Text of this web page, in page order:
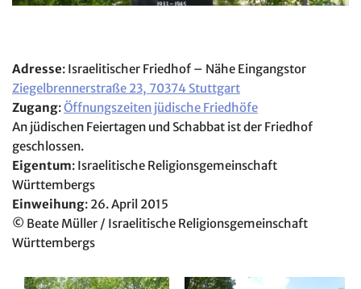
Adresse: Israelitischer Friedhof – Nähe Eingangstor
Ziegelbrennerstraße 23, 70374 Stuttgart
Zugang:Öffnungszeiten jüdische Friedhöfe
An jüdischen Feiertagen und Schabbat ist der Friedhof
geschlossen.
Eigentum: Israelitische Religionsgemeinschaft
Württembergs
Einweihung: 26. April 2015
© Beate Müller / Israelitische Religionsgemeinschaft
Württembergs